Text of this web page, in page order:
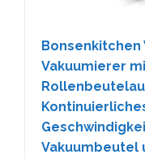
Bonsenkitchen
Vakuumierer
Vakuumbeutel